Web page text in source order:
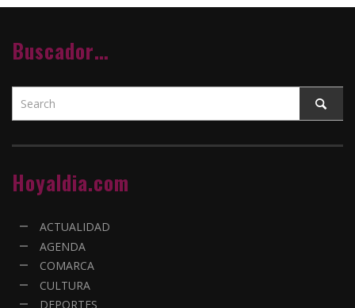
Buscador…
Hoyaldia.com
ACTUALIDAD
AGENDA
COMARCA
CULTURA
DEPORTES